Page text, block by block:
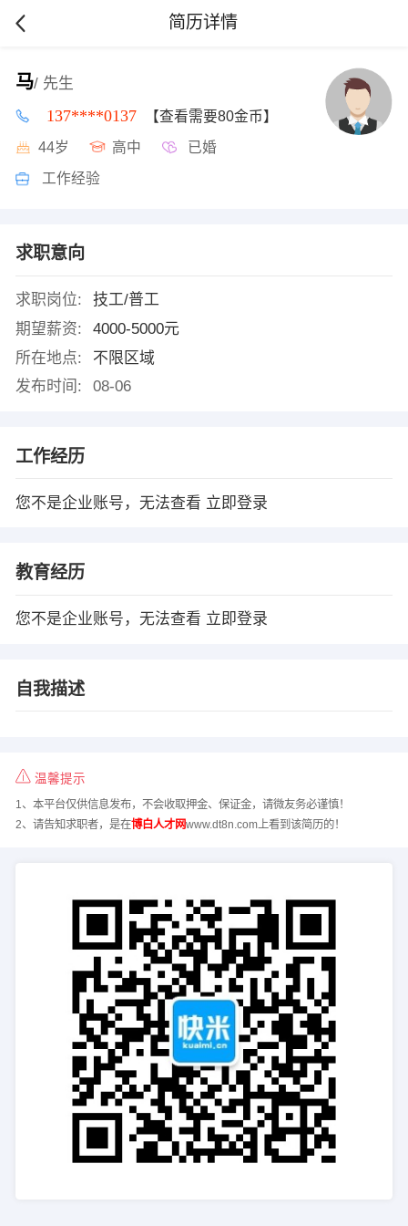
简历详情
马/ 先生
137****0137 【查看需要80金币】
44岁 高中 已婚
工作经验
求职意向
求职岗位:
技工/普工
期望薪资:
4000-5000元
所在地点:
不限区域
发布时间:
08-06
工作经历
您不是企业账号，无法查看 立即登录
教育经历
您不是企业账号，无法查看 立即登录
自我描述
温馨提示
1、本平台仅供信息发布，不会收取押金、保证金，请微友务必谨慎！
2、请告知求职者，是在博白人才网www.dt8n.com上看到该简历的！